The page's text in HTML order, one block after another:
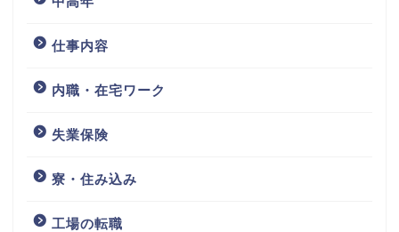
仕事内容
内職・在宅ワーク
失業保険
寮・住み込み
工場の転職